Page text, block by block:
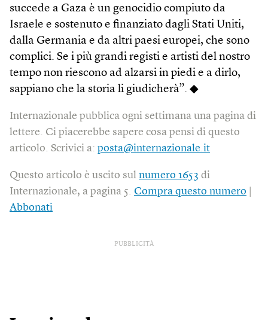
succede a Gaza è un genocidio compiuto da
Israele e sostenuto e finanziato dagli Stati Uniti,
dalla Germania e da altri paesi europei, che sono
complici. Se i più grandi registi e artisti del nostro
tempo non riescono ad alzarsi in piedi e a dirlo,
sappiano che la storia li giudicherà”. ◆
Internazionale pubblica ogni settimana una pagina di
lettere. Ci piacerebbe sapere cosa pensi di questo
articolo. Scrivici a: posta@internazionale.it
Questo articolo è uscito sul numero 1653 di
Internazionale, a pagina 5. Compra questo numero
Abbonati
PUBBLICITÀ